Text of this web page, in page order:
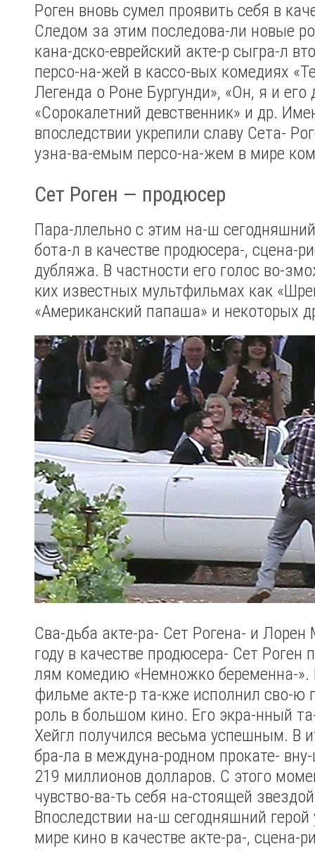
Роген вновь сумел проявить себя в
Следом за этим последова-ли новые
кана-дско-еврейский акте-р сыгра-л
персо-на-жей в кассо-вых комедиях
Легенда о Роне Бургунди», «Он, я и его
«Сорокалетний девственник» и др.
впоследствии укрепили славу Сета-
узна-ва-емым персо-на-жем в мире
Сет Роген — продюсер
Пара-ллельно с этим на-ш
бота-л в качестве продюсера-, сцена-
дубляжа. В частности его голос во-
ких известных мультфильмах как
«Американский папаша» и некоторых
Сва-дьба акте-ра- Сет Рогена- и Лорен
году в качестве продюсера- Сет Роген
лям комедию «Немножко беременна-».
фильме акте-р та-кже исполнил сво-ю
роль в большом кино. Его экра-нный
Хейгл получился весьма успешным. В
бра-ла в междуна-родном прокате-
219 миллионов долларов. С этого
чувство-ва-ть себя на-стоящей
Впоследствии на-ш сегодняшний
мире кино в качестве акте-ра-, сцена-